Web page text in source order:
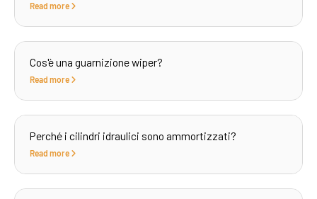
Read more
Cos'è una guarnizione wiper?
Read more
Perché i cilindri idraulici sono ammortizzati?
Read more